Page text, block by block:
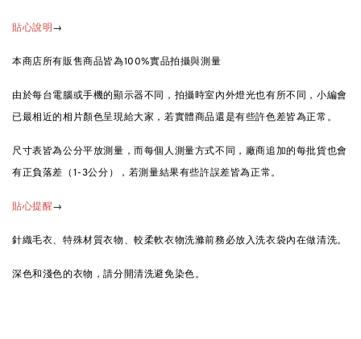
貼心說明→
本商店所有販售商品皆為100%實品拍攝與測量
由於每台電腦或手機的顯示器不同，拍攝時室內外燈光也有所不同，小編會
已最相近的相片顏色呈現給大家，若實體商品還是有些許色差皆為正常。
尺寸表皆為公分平放測量，而每個人測量方式不同，廠商追加的每批貨也會
有正負落差（1-3公分），若測量結果有些許誤差皆為正常。
貼心提醒→
針織毛衣、特殊材質衣物、較柔軟衣物洗滌前務必放入洗衣袋內在做清洗。
深色和淺色的衣物，請分開清洗避免染色。